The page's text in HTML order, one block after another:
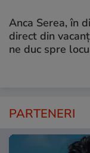
Anca Serea, în
direct din
ne duc spre
PARTENERI